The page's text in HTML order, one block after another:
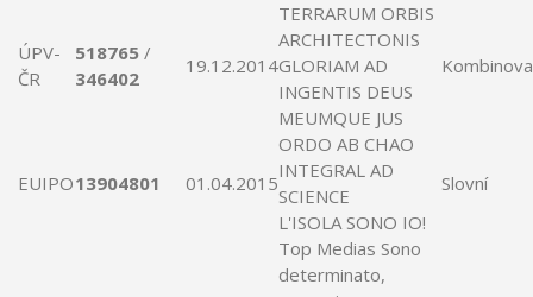
ÚPV-
ČR
518765 /
346402
19.12.2014
TERRARUM ORBIS
ARCHITECTONIS
GLORIAM AD
INGENTIS DEUS
MEUMQUE JUS
ORDO AB CHAO
EUIPO13904801 01.04.2015
INTEGRAL AD
SCIENCE
Slovní
L'ISOLA SONO IO!
Top Medias Sono
determinato,